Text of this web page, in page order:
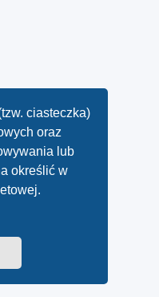
ciasteczka)
oraz
lub
określić w